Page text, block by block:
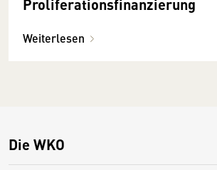
Weiterlesen
Die WKO